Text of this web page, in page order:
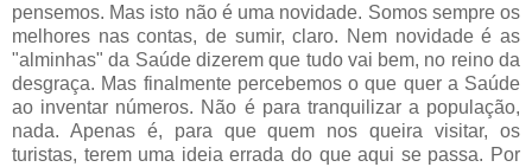
pensemos. Mas isto não é uma novidade. Somos sempre os
melhores nas contas, de sumir, claro. Nem novidade é as
"alminhas" da Saúde dizerem que tudo vai bem, no reino da
desgraça. Mas finalmente percebemos o que quer a Saúde
ao inventar números. Não é para tranquilizar a população,
nada. Apenas é, para que quem nos queira visitar, os
turistas, terem uma ideia errada do que aqui se passa. Por